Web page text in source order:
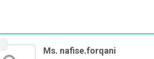
Ms. nafise.forqani